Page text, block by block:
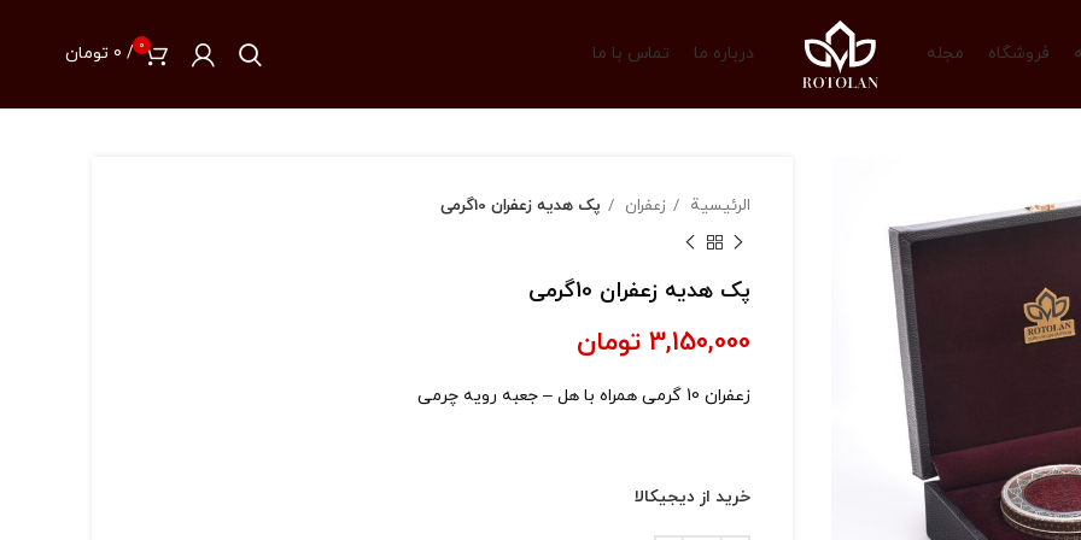
فروشگاه مجله درباره ما تماس با ما 0
/
0 تومان
الرئيسية زعفران پک هدیه زعفران 10گرمی
پک هدیه زعفران 10گرمی
3,150,000 تومان
زعفران 10 گرمی همراه با هل – جعبه رویه چرمی
خرید از دیجیکالا